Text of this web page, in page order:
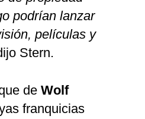
podrían lanzar
películas y
Stern.
de Wolf
franquicias